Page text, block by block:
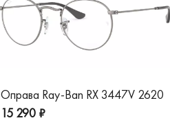
Оправа Ray-Ban RX 3447V 2620
15 290 ₽